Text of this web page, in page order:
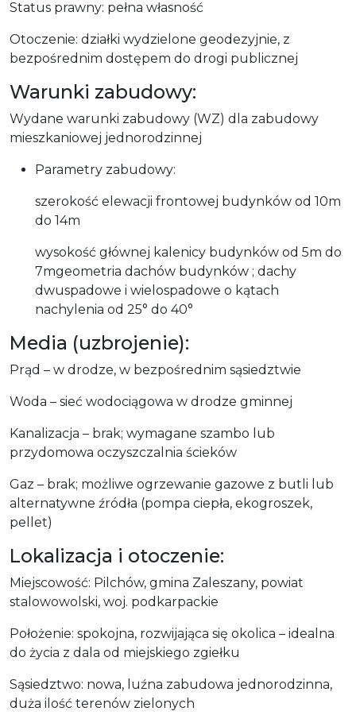
Status prawny: pełna własność
Otoczenie: działki wydzielone geodezyjnie, z
bezpośrednim dostępem do drogi publicznej
Warunki zabudowy:
Wydane warunki zabudowy (WZ) dla zabudowy
mieszkaniowej jednorodzinnej
Parametry zabudowy:
szerokość elewacji frontowej budynków od 10m
do 14m
wysokość głównej kalenicy budynków od 5m do
7mgeometria dachów budynków ; dachy
dwuspadowe i wielospadowe o kątach
nachylenia od 25° do 40°
Media (uzbrojenie):
Prąd – w drodze, w bezpośrednim sąsiedztwie
Woda – sieć wodociągowa w drodze gminnej
Kanalizacja – brak; wymagane szambo lub
przydomowa oczyszczalnia ścieków
Gaz – brak; możliwe ogrzewanie gazowe z butli lub
alternatywne źródła (pompa ciepła, ekogroszek,
pellet)
Lokalizacja i otoczenie:
Miejscowość: Pilchów, gmina Zaleszany, powiat
stalowowolski, woj. podkarpackie
Położenie: spokojna, rozwijająca się okolica – idealna
do życia z dala od miejskiego zgiełku
Sąsiedztwo: nowa, luźna zabudowa jednorodzinna,
duża ilość terenów zielonych